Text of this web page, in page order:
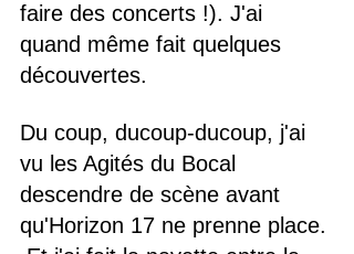
faire des concerts !). J'ai
quand même fait quelques
découvertes.
Du coup, ducoup-ducoup, j'ai
vu les Agités du Bocal
descendre de scène avant
qu'Horizon 17 ne prenne place.